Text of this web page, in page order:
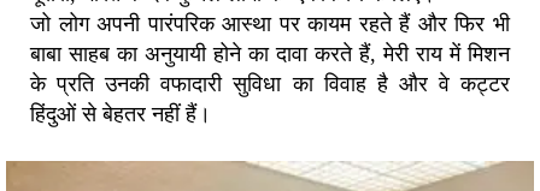
जो लोग अपनी पारंपरिक आस्था पर कायम रहते हैं और फिर भी
बाबा साहब का अनुयायी होने का दावा करते हैं, मेरी राय में मिशन
के प्रति उनकी वफादारी सुविधा का विवाह है और वे कट्टर
हिंदुओं से बेहतर नहीं हैं।